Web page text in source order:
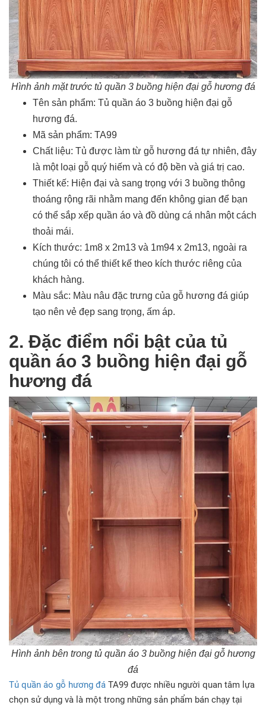
Hình ảnh mặt trước tủ quần 3 buồng hiện đại gỗ hương đá
Tên sản phẩm: Tủ quần áo 3 buồng hiện đại gỗ
hương đá.
Mã sản phẩm: TA99
Chất liệu: Tủ được làm từ gỗ hương đá tự nhiên, đây
là một loại gỗ quý hiếm và có độ bền và giá trị cao.
Thiết kế: Hiện đại và sang trọng với 3 buồng thông
thoáng rộng rãi nhằm mang đến không gian để bạn
có thể sắp xếp quần áo và đồ dùng cá nhân một cách
thoải mái.
Kích thước: 1m8 x 2m13 và 1m94 x 2m13, ngoài ra
chúng tôi có thể thiết kế theo kích thước riêng của
khách hàng.
Màu sắc: Màu nâu đặc trưng của gỗ hương đá giúp
tạo nên vẻ đẹp sang trọng, ấm áp.
2. Đặc điểm nổi bật của tủ
quần áo 3 buồng hiện đại gỗ
hương đá
Hình ảnh bên trong tủ quần áo 3 buồng hiện đại gỗ hương
đá
Tủ quần áo gỗ hương đá TA99 được nhiều người quan tâm lựa
chọn sử dụng và là một trong những sản phẩm bán chạy tại